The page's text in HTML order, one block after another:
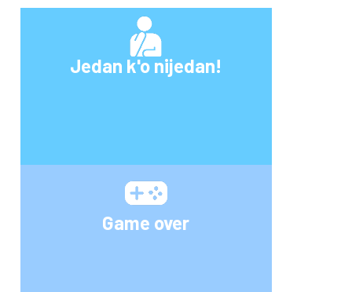
Jedan k'o nijedan!
Game over